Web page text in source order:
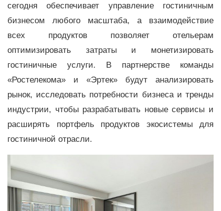
сегодня обеспечивает управление гостиничным
бизнесом любого масштаба, а взаимодействие
всех продуктов позволяет отельерам
оптимизировать затраты и монетизировать
гостиничные услуги. В партнерстве команды
«Ростелекома» и «Эртек» будут анализировать
рынок, исследовать потребности бизнеса и тренды
индустрии, чтобы разрабатывать новые сервисы и
расширять портфель продуктов экосистемы для
гостиничной отрасли.